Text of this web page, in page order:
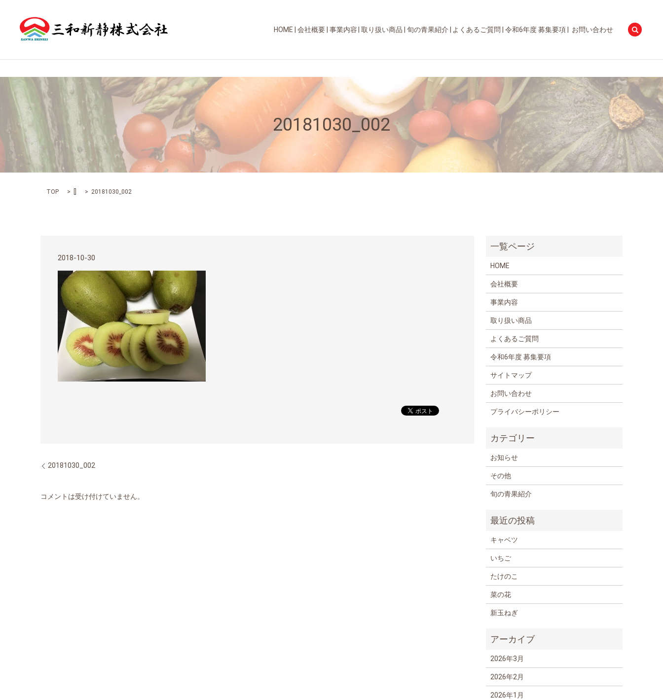
HOME 会社概要 事業内容 取り扱い商品 旬の青果紹介 よくあるご質問 令和6年度 募集要項 お問い合わせ
20181030_002
TOP 20181030_002
2018-10-30
20181030_002
コメントは受け付けていません。
HOME
会社概要
事業内容
取り扱い商品
よくあるご質問
令和6年度 募集要項
サイトマップ
お問い合わせ
プライバシーポリシー
お知らせ
その他
旬の青果紹介
キャベツ
いちご
たけのこ
菜の花
新玉ねぎ
2026年3月
2026年2月
2026年1月